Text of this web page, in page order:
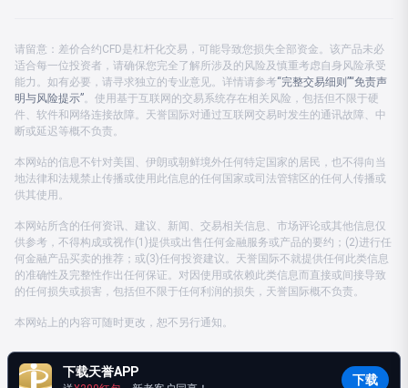
金市快讯
投资月刊
监管认证
公司公告
公司账户
联络我们
中国大陆：4001203582
中国香港及海外：+852 37596888
请留意：差价合约CFD是杠杆化交易，可能导致您损失全部资金。该产品未必
适合每一位投资者，请确保您完全了解所涉及的风险及慎重考虑自身风险承受
能力。如有必要，请寻求独立的专业意见。详情请参考“完整交易细则”“免责声
明与风险提示”。使用基于互联网的交易系统存在相关风险，包括但不限于硬
件、软件和网络连接故障。天誉国际对通过互联网交易时发生的通讯故障、中
断或延迟等概不负责。
本网站的信息不针对美国、伊朗或朝鲜境外任何特定国家的居民，也不得向当
地法律和法规禁止传播或使用此信息的任何国家或司法管辖区的任何人传播或
供其使用。
本网站所含的任何资讯、建议、新闻、交易相关信息、市场评论或其他信息仅
供参考，不得构成或视作(1)提供或出售任何金融服务或产品的要约；(2)进行任
何金融产品买卖的推荐；或(3)任何投资建议。天誉国际不就提供任何此类信息
的准确性及完整性作出任何保证。对因使用或依赖此类信息而直接或间接导致
的任何损失或损害，包括但不限于任何利润的损失，天誉国际概不负责。
本网站上的内容可随时更改，恕不另行通知。
COPYRIGHT(©) 2010-2026 天誉金号有限公司版权所有，不得转载
下载天誉APP
下载